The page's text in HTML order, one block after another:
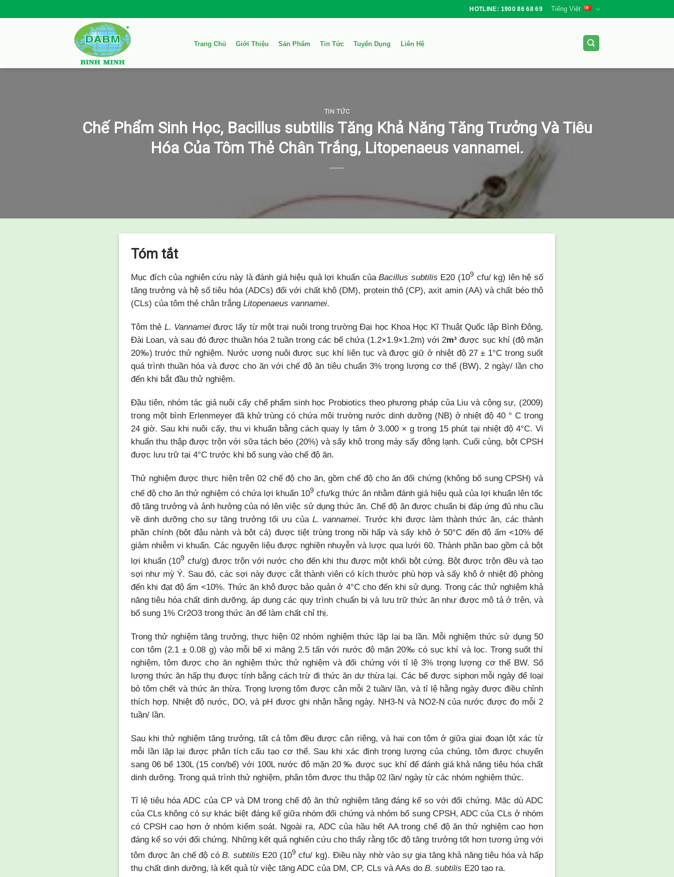
to
HOTLINE: 1900 86 68 69 Tiếng Việt
Trang Chủ Giới Thiệu Sản Phẩm Tin Tức Tuyển Dụng Liên Hệ
TIN TỨC
Chế Phẩm Sinh Học, Bacillus subtilis Tăng Khả Năng Tăng Trưởng Và Tiêu
Hóa Của Tôm Thẻ Chân Trắng, Litopenaeus vannamei.
Tóm tắt
Mục đích của nghiên cứu này là đánh giá hiệu quả lợi khuẩn củaBacillus subtilis E20 (109 cfu/ kg) lên hệ số
tăng trưởng và hệ số tiêu hóa (ADCs) đối với chất khô (DM), protein thô (CP), axit amin (AA) và chất béo thô
(CLs) của tôm thẻ chân trắng Litopenaeus vannamei.
Tôm thẻ L. Vannameiđược lấy từ một trại nuôi trong trường Đại học Khoa Học Kĩ Thuật Quốc lập Bình Đông,
Đài Loan, và sau đó được thuần hóa 2 tuần trong các bể chứa (1.2×1.9×1.2m) với 2m³ được sục khí (độ mặn
20‰) trước thử nghiệm. Nước ương nuôi được sục khí liên tục và được giữ ở nhiệt độ 27 ± 1°C trong suốt
quá trình thuần hóa và được cho ăn với chế độ ăn tiêu chuẩn 3% trọng lượng cơ thể (BW), 2 ngày/ lần cho
đến khi bắt đầu thử nghiệm.
Đầu tiên, nhóm tác giả nuôi cấy chế phẩm sinh học Probiotics theo phương pháp của Liu và cộng sự, (2009)
trong một bình Erlenmeyer đã khử trùng có chứa môi trường nước dinh dưỡng (NB) ở nhiệt độ 40 ° C trong
24 giờ. Sau khi nuôi cấy, thu vi khuẩn bằng cách quay ly tâm ở 3.000 × g trong 15 phút tại nhiệt độ 4°C. Vi
khuẩn thu thập được trộn với sữa tách béo (20%) và sấy khô trong máy sấy đông lạnh. Cuối cùng, bột CPSH
được lưu trữ tại 4°C trước khi bổ sung vào chế độ ăn.
Thử nghiệm được thực hiện trên 02 chế độ cho ăn, gồm chế độ cho ăn đối chứng (không bổ sung CPSH) và
chế độ cho ăn thử nghiệm có chứa lợi khuẩn 109 cfu/kg thức ăn nhằm đánh giá hiệu quả của lợi khuẩn lên tốc
độ tăng trưởng và ảnh hưởng của nó lên việc sử dụng thức ăn. Chế độ ăn được chuẩn bị đáp ứng đủ nhu cầu
về dinh dưỡng cho sự tăng trưởng tối ưu của L. vannamei. Trước khi được làm thành thức ăn, các thành
phần chính (bột đậu nành và bột cá) được tiệt trùng trong nồi hấp và sấy khô ở 50°C đến độ ẩm <10% để
giảm nhiễm vi khuẩn. Các nguyên liệu được nghiền nhuyễn và lược qua lưới 60. Thành phần bao gồm cả bột
lợi khuẩn (109 cfu/g) được trộn với nước cho đến khi thu được một khối bột cứng. Bột được trộn đều và tạo
sợi như mỳ Ý. Sau đó, các sợi này được cắt thành viên có kích thước phù hợp và sấy khô ở nhiệt độ phòng
đến khi đạt độ ẩm <10%. Thức ăn khô được bảo quản ở 4°C cho đến khi sử dụng. Trong các thử nghiệm khả
năng tiêu hóa chất dinh dưỡng, áp dụng các quy trình chuẩn bị và lưu trữ thức ăn như được mô tả ở trên, và
bổ sung 1% Cr2O3 trong thức ăn để làm chất chỉ thị.
Trong thử nghiệm tăng trưởng, thực hiện 02 nhóm nghiệm thức lặp lại ba lần. Mỗi nghiệm thức sử dụng 50
con tôm (2.1 ± 0.08 g) vào mỗi bể xi măng 2.5 tấn với nước độ mặn 20‰ có sục khí và lọc. Trong suốt thí
nghiệm, tôm được cho ăn nghiệm thức thử nghiệm và đối chứng với tỉ lệ 3% trọng lượng cơ thể BW. Số
lượng thức ăn hấp thụ được tính bằng cách trừ đi thức ăn dư thừa lại. Các bể được siphon mỗi ngày để loại
bỏ tôm chết và thức ăn thừa. Trọng lượng tôm được cân mỗi 2 tuần/ lần, và tỉ lệ hằng ngày được điều chỉnh
thích hợp. Nhiệt độ nước, DO, và pH được ghi nhận hằng ngày. NH3-N và NO2-N của nước được đo mỗi 2
tuần/ lần.
Sau khi thử nghiệm tăng trưởng, tất cả tôm đều được cân riêng, và hai con tôm ở giữa giai đoạn lột xác từ
mỗi lần lặp lại được phân tích cấu tạo cơ thể. Sau khi xác định trọng lượng của chúng, tôm được chuyển
sang 06 bể 130L (15 con/bể) với 100L nước độ mặn 20 ‰ được sục khí để đánh giá khả năng tiêu hóa chất
dinh dưỡng. Trong quá trình thử nghiệm, phân tôm được thu thập 02 lần/ ngày từ các nhóm nghiệm thức.
Tỉ lệ tiêu hóa ADC của CP và DM trong chế độ ăn thử nghiệm tăng đáng kể so với đối chứng. Mặc dù ADC
của CLs không có sự khác biệt đáng kể giữa nhóm đối chứng và nhóm bổ sung CPSH, ADC của CLs ở nhóm
có CPSH cao hơn ở nhóm kiểm soát. Ngoài ra, ADC của hầu hết AA trong chế độ ăn thử nghiệm cao hơn
đáng kể so với đối chứng. Những kết quả nghiên cứu cho thấy rằng tốc độ tăng trưởng tốt hơn tương ứng với
tôm được ăn chế độ cóB. subtilis E20 (109 cfu/ kg). Điều này nhờ vào sự gia tăng khả năng tiêu hóa và hấp
thụ chất dinh dưỡng, là kết quả từ việc tăng ADC của DM, CP, CLs và AAs do B. subtilis E20 tạo ra.